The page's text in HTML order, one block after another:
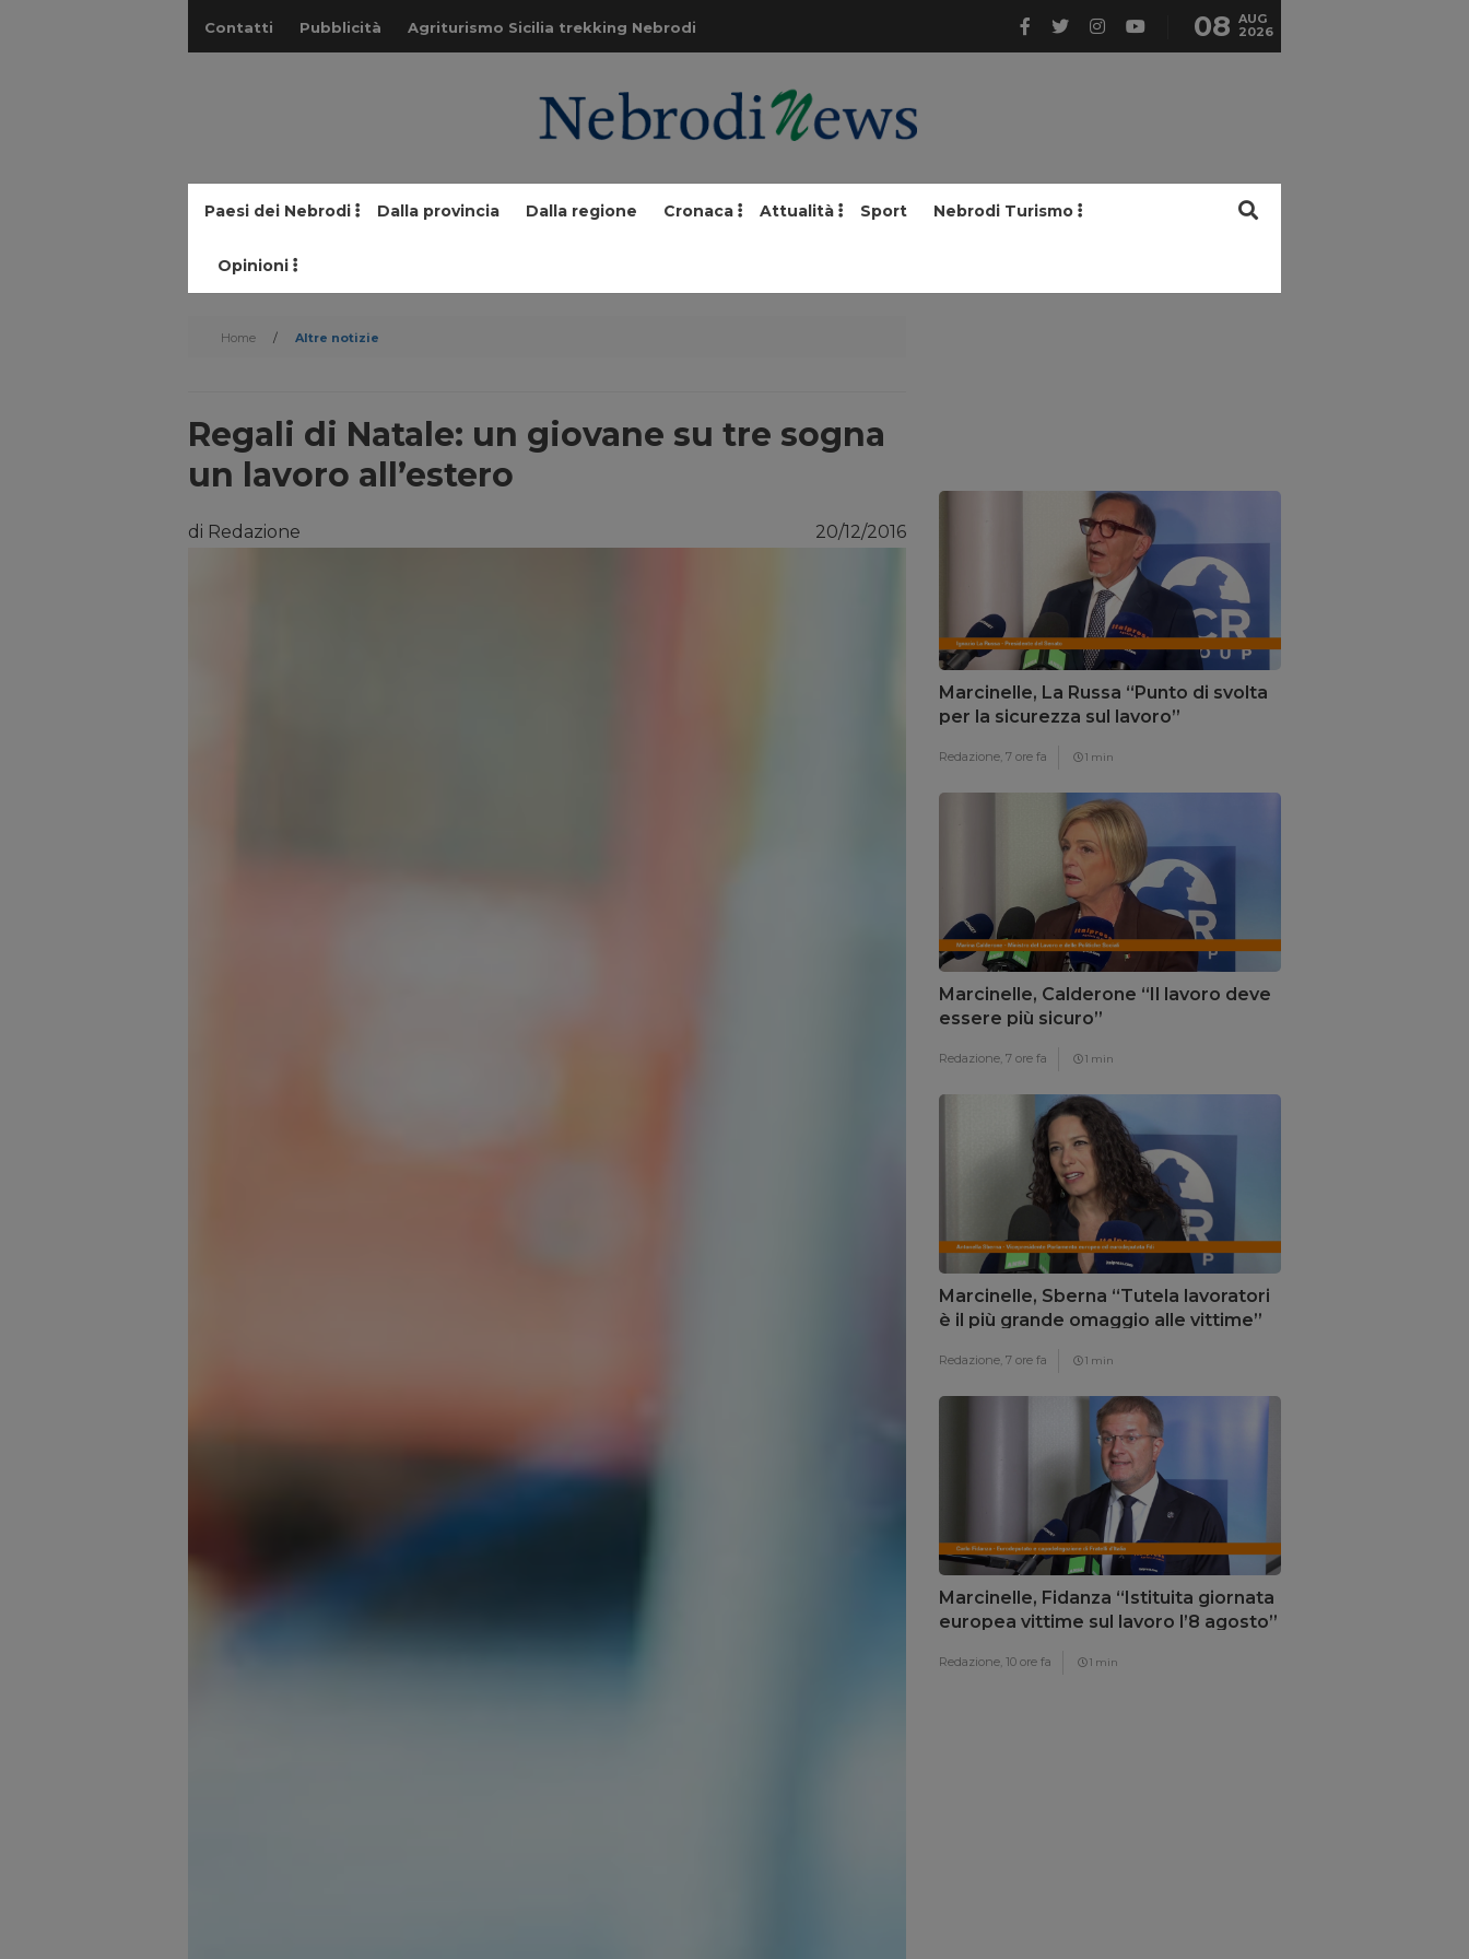
Contatti Pubblicità Agriturismo Sicilia trekking Nebrodi 08 AUG
2026
Paesi dei Nebrodi Dalla provincia Dalla regione Cronaca Attualità Sport Nebrodi Turismo
Opinioni
Home / Altre notizie
Regali di Natale: un giovane su tre sogna
un lavoro all’estero
di Redazione 20/12/2016
Marcinelle, La Russa “Punto di svolta
per la sicurezza sul lavoro”
Redazione, 7 ore fa 1 min
Marcinelle, Calderone “Il lavoro deve
essere più sicuro”
Redazione, 7 ore fa 1 min
Marcinelle, Sberna “Tutela lavoratori
è il più grande omaggio alle vittime”
Redazione, 7 ore fa 1 min
Marcinelle, Fidanza “Istituita giornata
europea vittime sul lavoro l’8 agosto”
Redazione, 10 ore fa 1 min